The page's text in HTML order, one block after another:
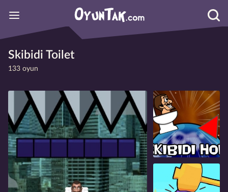
Skibidi Toilet
133 oyun